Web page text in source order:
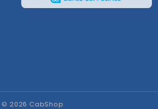
2026 CabShop